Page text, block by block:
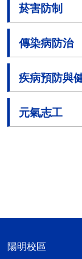
菸害防制
傳染病防治
疾病預防與
元氣志工
陽明校區